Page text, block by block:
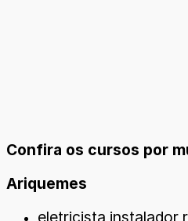
Confira os cursos por
Ariquemes